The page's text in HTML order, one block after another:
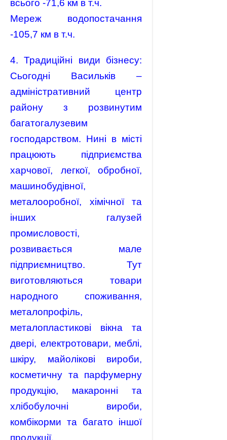
всього -71,6 км в т.ч.
Мереж водопостачання
-105,7 км в т.ч.
4. Традиційні види бізнесу:
Сьогодні Васильків –
адміністративний центр
району з розвинутим
багатогалузевим
господарством. Нині в місті
працюють підприємства
харчової, легкої, обробної,
машинобудівної,
металооробної, хімічної та
інших галузей
промисловості,
розвивається мале
підприємництво. Тут
виготовляються товари
народного споживання,
металопрофіль,
металопластикові вікна та
двері, електротовари, меблі,
шкіру, майолікові вироби,
косметичну та парфумерну
продукцію, макаронні та
хлібобулочні вироби,
комбікорми та багато іншої
продукції.